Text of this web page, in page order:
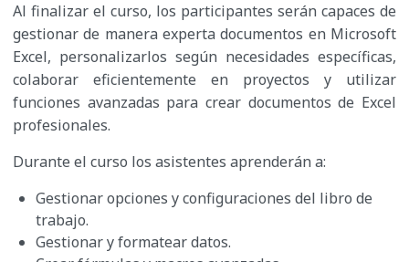
Al finalizar el curso, los participantes serán capaces de
gestionar de manera experta documentos en Microsoft
Excel, personalizarlos según necesidades específicas,
colaborar eficientemente en proyectos y utilizar
funciones avanzadas para crear documentos de Excel
profesionales.
Durante el curso los asistentes aprenderán a:
Gestionar opciones y configuraciones del libro de
trabajo.
Gestionar y formatear datos.